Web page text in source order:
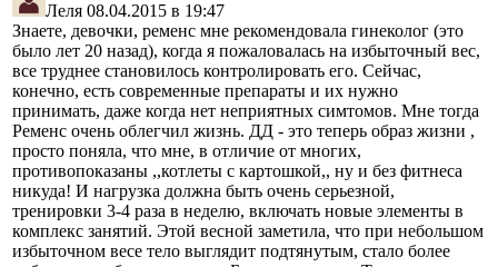
Леля 08.04.2015 в 19:47
Знаете, девочки, ременс мне рекомендовала гинеколог (это
было лет 20 назад), когда я пожаловалась на избыточный вес,
все труднее становилось контролировать его. Сейчас,
конечно, есть современные препараты и их нужно
принимать, даже когда нет неприятных симтомов. Мне тогда
Ременс очень облегчил жизнь. ДД - это теперь образ жизни ,
просто поняла, что мне, в отличие от многих,
противопоказаны ,,котлеты с картошкой,, ну и без фитнеса
никуда! И нагрузка должна быть очень серьезной,
тренировки 3-4 раза в неделю, включать новые элементы в
комплекс занятий. Этой весной заметила, что при небольшом
избыточном весе тело выглядит подтянутым, стало более